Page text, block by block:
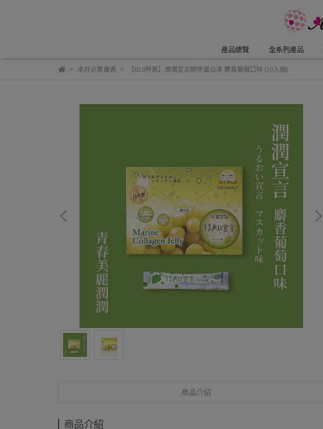
產品總覽 全系列產品
本月必買優惠 【618特惠】潤潤宣言膠原蛋白凍 麝香葡萄口味 (30入組)
商品介紹
商品介紹